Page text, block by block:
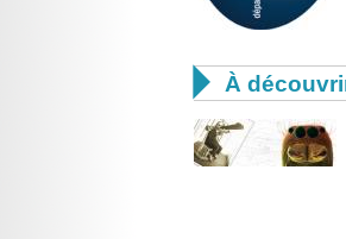
 À